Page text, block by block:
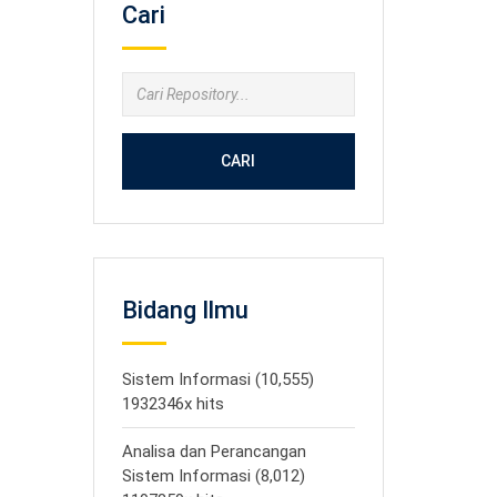
Cari
CARI
Bidang Ilmu
Sistem Informasi (10,555)
1932346x hits
Analisa dan Perancangan
Sistem Informasi (8,012)